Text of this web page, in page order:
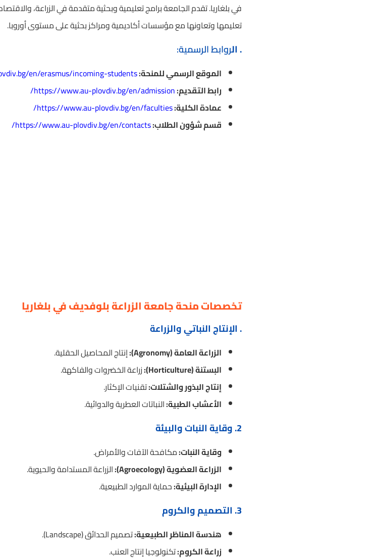
في بلغاريا. تقدم الجامعة برامج تعليمية وبحثية متقدمة في الزراعة،
تعليمها وتعاونها مع مؤسسات أكاديمية ومراكز بحثية على مستوى أوروبا.
. الروابط الرسمية:
الموقع الرسمي للمنحة:en/erasmus/incoming-students/
رابط التقديم:https://www.au-plovdiv.bg/en/admission/
عمادة الكلية:https://www.au-plovdiv.bg/en/faculties/
قسم شؤون الطلاب:https://www.au-plovdiv.bg/en/contacts/
تخصصات منحة جامعة الزراعة بلوفديف في بلغاريا
. الإنتاج النباتي والزراعة
الزراعة العامة (Agronomy):
إنتاج المحاصيل الحقلية.
البستنة (Horticulture):
زراعة الخضروات والفاكهة.
إنتاج البذور والشتلات:تقنيات الإكثار.
الأعشاب الطبية:النباتات العطرية والدوائية.
2. وقاية النبات والبيئة
وقاية النبات:مكافحة الآفات والأمراض.
الزراعة العضوية (Agroecology):
الزراعة المستدامة والحيوية.
الإدارة البيئية:حماية الموارد الطبيعية.
3. التصميم والكروم
هندسة المناظر الطبيعية:تصميم الحدائق (Landscape).
زراعة الكروم:تكنولوجيا إنتاج العنب.